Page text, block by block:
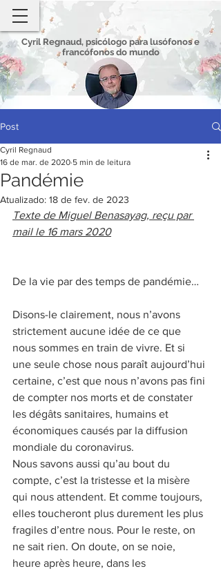
Cyril Regnaud, psicólogo para lusófonos e
francófonos do mundo
Post
Pandémie
Cyril Regnaud
16 de mar. de 2020 5 min de leitura
Atualizado: 18 de fev. de 2023
Texte de Miguel Benasayag, reçu par
mail le 16 mars 2020
De la vie par des temps de pandémie…
Disons-le clairement, nous n’avons
strictement aucune idée de ce que
nous sommes en train de vivre. Et si
une seule chose nous paraît aujourd’hui
certaine, c’est que nous n’avons pas fini
de compter nos morts et de constater
les dégâts sanitaires, humains et
économiques causés par la diffusion
mondiale du coronavirus.
Nous savons aussi qu’au bout du
compte, c’est la tristesse et la misère
qui nous attendent. Et comme toujours,
elles toucheront plus durement les plus
fragiles d’entre nous. Pour le reste, on
ne sait rien. On doute, on se noie,
heure après heure, dans les